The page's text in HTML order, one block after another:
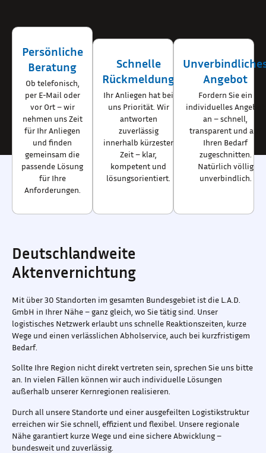
Persönliche
Beratung
Ob telefonisch,
per E-Mail oder
vor Ort – wir
nehmen uns Zeit
für Ihr Anliegen
und finden
gemeinsam die
passende Lösung
für Ihre
Anforderungen.
Schnelle
Rückmeldung
Ihr Anliegen hat bei
uns Priorität. Wir
antworten
zuverlässig
innerhalb kürzester
Zeit – klar,
kompetent und
lösungsorientiert.
Angebot
Fordern Sie ein
individuelles Angebot
an – schnell,
transparent und auf
Ihren Bedarf
zugeschnitten.
Natürlich völlig
unverbindlich.
Deutschlandweite
Aktenvernichtung
Mit über 30 Standorten im gesamten Bundesgebiet ist die L.A.D.
GmbH in Ihrer Nähe – ganz gleich, wo Sie tätig sind. Unser
logistisches Netzwerk erlaubt uns schnelle Reaktionszeiten, kurze
Wege und einen verlässlichen Abholservice, auch bei kurzfristigem
Bedarf.
Sollte Ihre Region nicht direkt vertreten sein, sprechen Sie uns bitte
an. In vielen Fällen können wir auch individuelle Lösungen
außerhalb unserer Kernregionen realisieren.
Durch all unsere Standorte und einer ausgefeilten Logistikstruktur
erreichen wir Sie schnell, effizient und flexibel. Unsere regionale
Nähe garantiert kurze Wege und eine sichere Abwicklung –
bundesweit und zuverlässig.